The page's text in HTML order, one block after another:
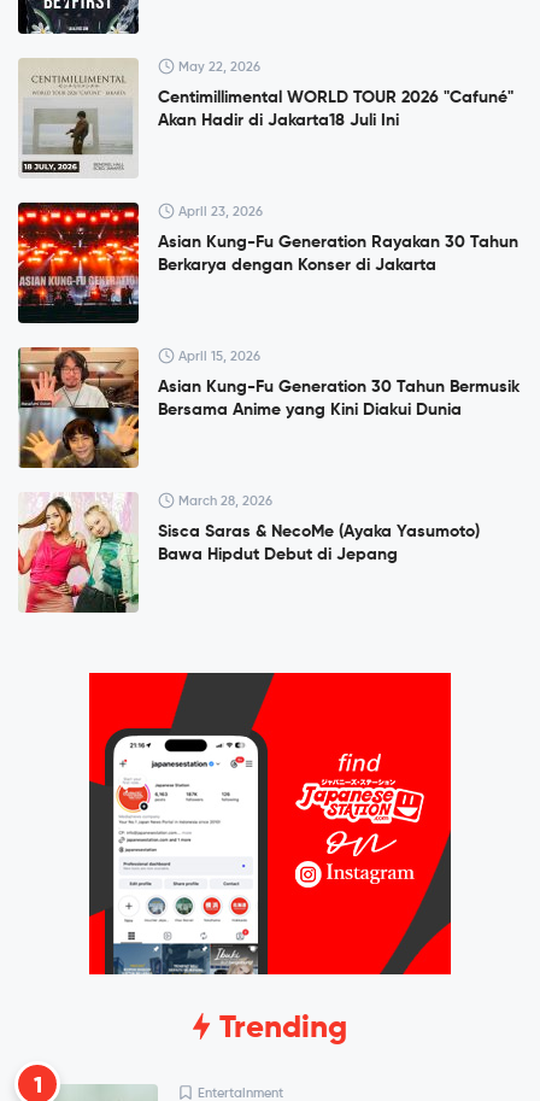
May 22, 2026
Centimillimental WORLD TOUR 2026 "Cafuné"
Akan Hadir di Jakarta18 Juli Ini
April 23, 2026
Asian Kung-Fu Generation Rayakan 30 Tahun
Berkarya dengan Konser di Jakarta
April 15, 2026
Asian Kung-Fu Generation 30 Tahun Bermusik
Bersama Anime yang Kini Diakui Dunia
March 28, 2026
Sisca Saras & NecoMe (Ayaka Yasumoto)
Bawa Hipdut Debut di Jepang
Trending
1 Entertainment